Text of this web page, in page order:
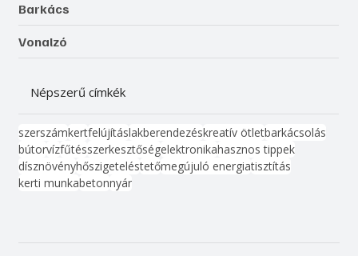
Barkács
Vonalzó
Népszerű címkék
szerszámkertfelújításlakberendezéskreatív ötletbarkácsolás
bútorvízfűtésszerkesztőségelektronikahasznos tippek
dísznövényhőszigeteléstetőmegújuló energiatisztítás
kerti munkabetonnyár